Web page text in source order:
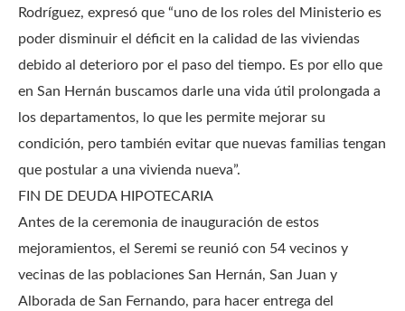
Rodríguez, expresó que “uno de los roles del Ministerio es
poder disminuir el déficit en la calidad de las viviendas
debido al deterioro por el paso del tiempo. Es por ello que
en San Hernán buscamos darle una vida útil prolongada a
los departamentos, lo que les permite mejorar su
condición, pero también evitar que nuevas familias tengan
que postular a una vivienda nueva”.
FIN DE DEUDA HIPOTECARIA
Antes de la ceremonia de inauguración de estos
mejoramientos, el Seremi se reunió con 54 vecinos y
vecinas de las poblaciones San Hernán, San Juan y
Alborada de San Fernando, para hacer entrega del